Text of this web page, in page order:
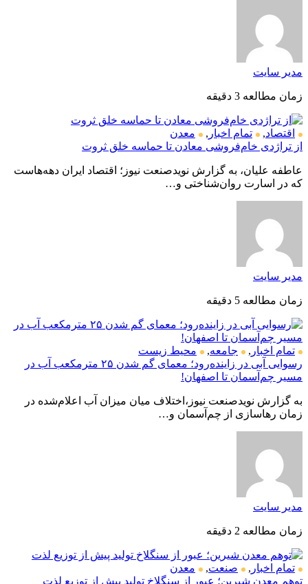
مدیر سایت
زمان مطالعه 3 دقیقه
اقتصاد, تمام اخبار ,
معدن
از تراژدی خام‌فروشی معادن تا حماسه خلق ثروت
عاطفه علیان، به گزارش نویدصنعت نیوز؛ اقتصاد ایران دهه‌هاست
که در اسارت روان‌شناختی و…
مدیر سایت
زمان مطالعه 5 دقیقه
تمام اخبار , جامعه,
محیط زیست
رسوایی آبی در زاینده‌رود؛ معمای گم شدن ۲۵ مترمکعب آب در
مسیر چم‌آسمان تا اصفهان!
به گزارش نویدصنعت نیوز،اختلاف میان میزان آب اعلام‌شده در
زمان رهاسازی از چم‌آسمان و…
مدیر سایت
زمان مطالعه 2 دقیقه
تمام اخبار , صنعت,
معدن
توهم معدن شیرین؛ عبور از سنگلاخ تولید پیش از توزیع لذت